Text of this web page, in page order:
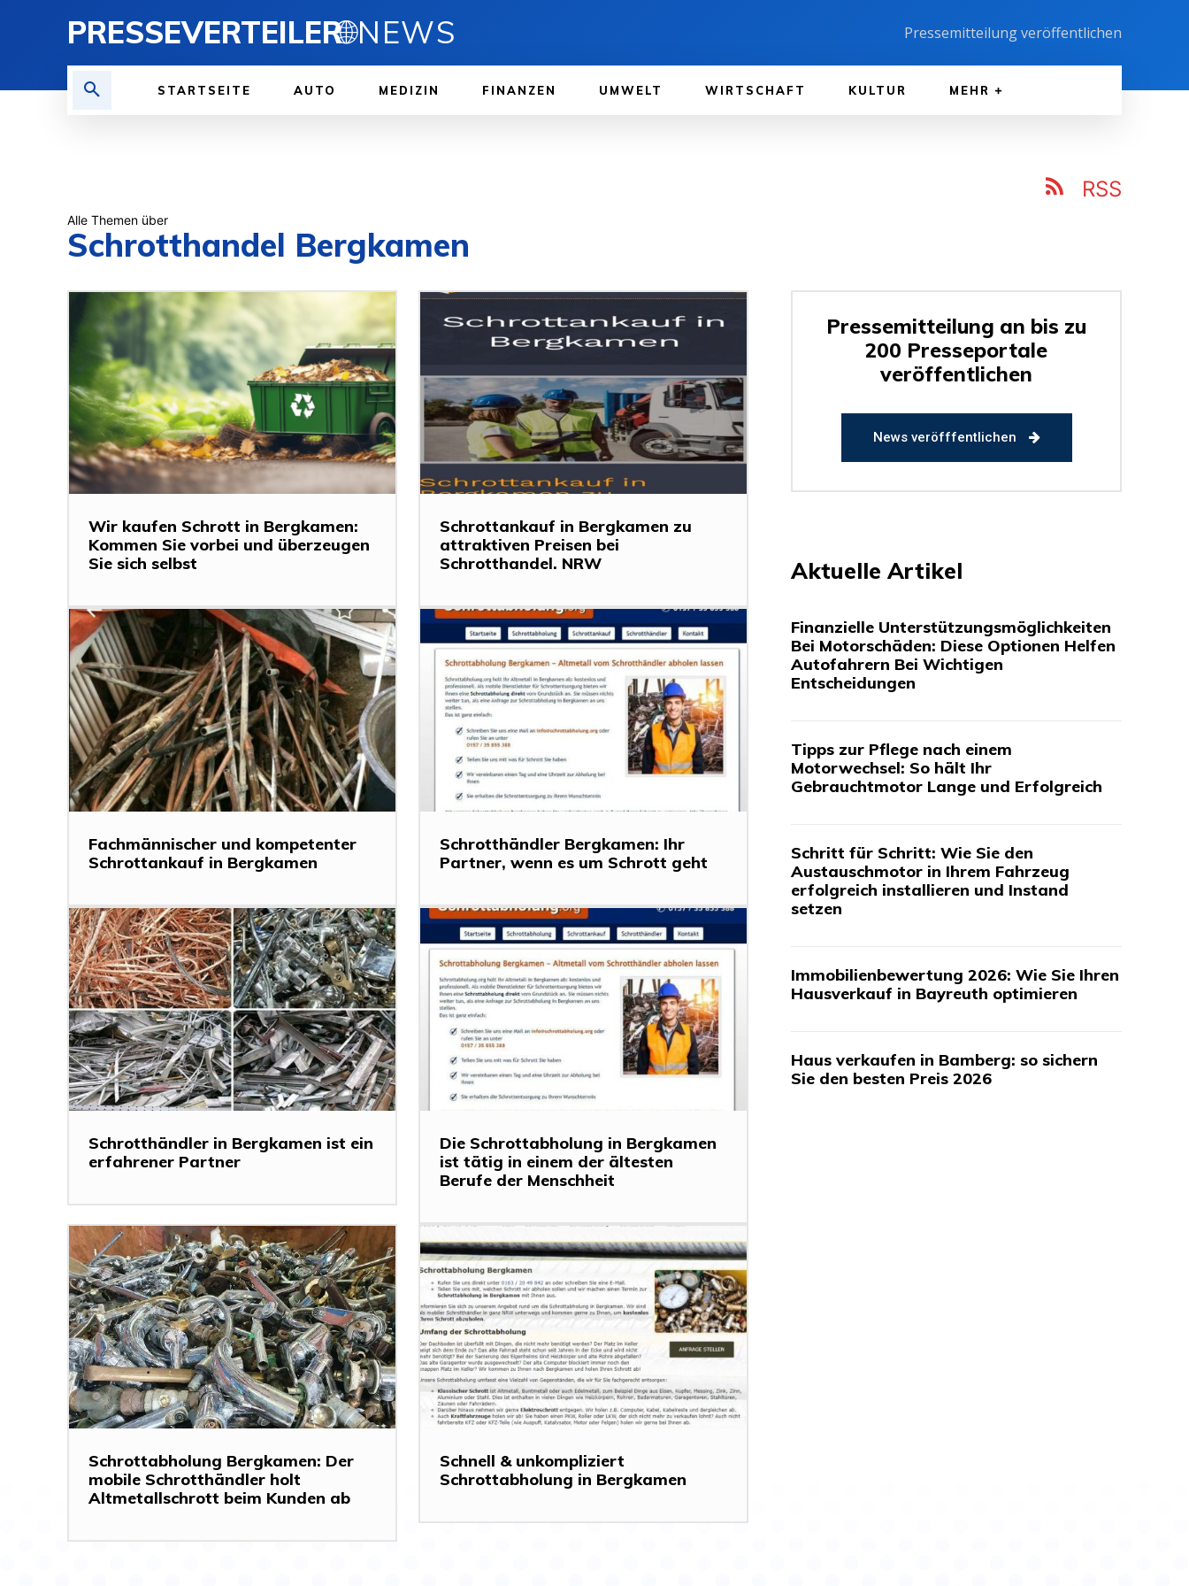
PRESSEVERTEILER🌐NEWS Pressemitteilung veröffentlichen
STARTSEITE AUTO MEDIZIN FINANZEN UMWELT WIRTSCHAFT KULTUR MEHR
RSS
Alle Themen über
Schrotthandel Bergkamen
Wir kaufen Schrott in Bergkamen:
Kommen Sie vorbei und überzeugen
Sie sich selbst
Schrottankauf in Bergkamen zu
attraktiven Preisen bei
Schrotthandel. NRW
Fachmännischer und kompetenter
Schrottankauf in Bergkamen
Schrotthändler Bergkamen: Ihr
Partner, wenn es um Schrott geht
Schrotthändler in Bergkamen ist ein
erfahrener Partner
Die Schrottabholung in Bergkamen
ist tätig in einem der ältesten
Berufe der Menschheit
Schrottabholung Bergkamen: Der
mobile Schrotthändler holt
Altmetallschrott beim Kunden ab
Schnell & unkompliziert
Schrottabholung in Bergkamen
Pressemitteilung an bis zu
200 Presseportale
veröffentlichen
News veröfffentlichen
Aktuelle Artikel
Finanzielle Unterstützungsmöglichkeiten
Bei Motorschäden: Diese Optionen Helfen
Autofahrern Bei Wichtigen
Entscheidungen
Tipps zur Pflege nach einem
Motorwechsel: So hält Ihr
Gebrauchtmotor Lange und Erfolgreich
Schritt für Schritt: Wie Sie den
Austauschmotor in Ihrem Fahrzeug
erfolgreich installieren und Instand
setzen
Immobilienbewertung 2026: Wie Sie Ihren
Hausverkauf in Bayreuth optimieren
Haus verkaufen in Bamberg: so sichern
Sie den besten Preis 2026